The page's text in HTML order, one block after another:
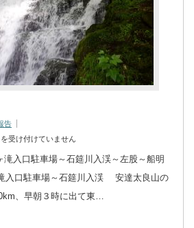
告
受け付けていません
入口駐車場～石筵川入渓～左股～船明
入口駐車場～石筵川入渓 安達太良山の
、早朝３時に出て東…